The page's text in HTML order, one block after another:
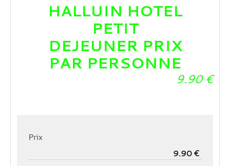
HALLUIN HOTEL
PETIT
DEJEUNER PRIX
PAR PERSONNE
9.90 €
Prix